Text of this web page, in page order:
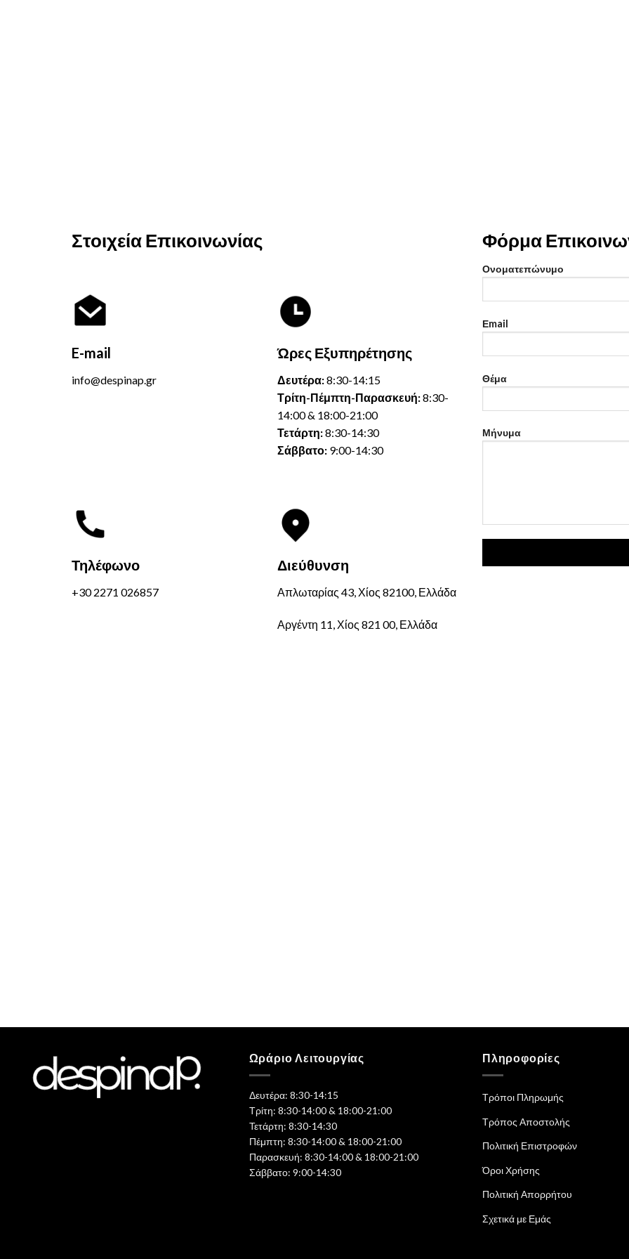
Στοιχεία Επικοινωνίας
E-mail
info@despinap.gr
Ώρες Εξυπηρέτησης
Δευτέρα:8:30-14:15
Τρίτη-Πέμπτη-Παρασκευή:8:30-
14:00 & 18:00-21:00
Τετάρτη:8:30-14:30
Σάββατο:9:00-14:30
Τηλέφωνο
+30 2271 026857
Διεύθυνση
Απλωταρίας 43, Χίος 82100, Ελλάδα
Αργέντη 11, Χίος 821 00, Ελλάδα
Φόρμα
Ονοματεπώνυμο
Εmail
Θέμα
Μήνυμα
Ωράριο Λειτουργίας
Δευτέρα: 8:30-14:15
Τρίτη: 8:30-14:00 & 18:00-21:00
Τετάρτη: 8:30-14:30
Πέμπτη: 8:30-14:00 & 18:00-21:00
Παρασκευή: 8:30-14:00 & 18:00-21:00
Σάββατο: 9:00-14:30
Πληροφορίες
Τρόποι Πληρωμής
Τρόπος Αποστολής
Πολιτική Επιστροφών
Όροι Χρήσης
Πολιτική Απορρήτου
Σχετικά με Εμάς